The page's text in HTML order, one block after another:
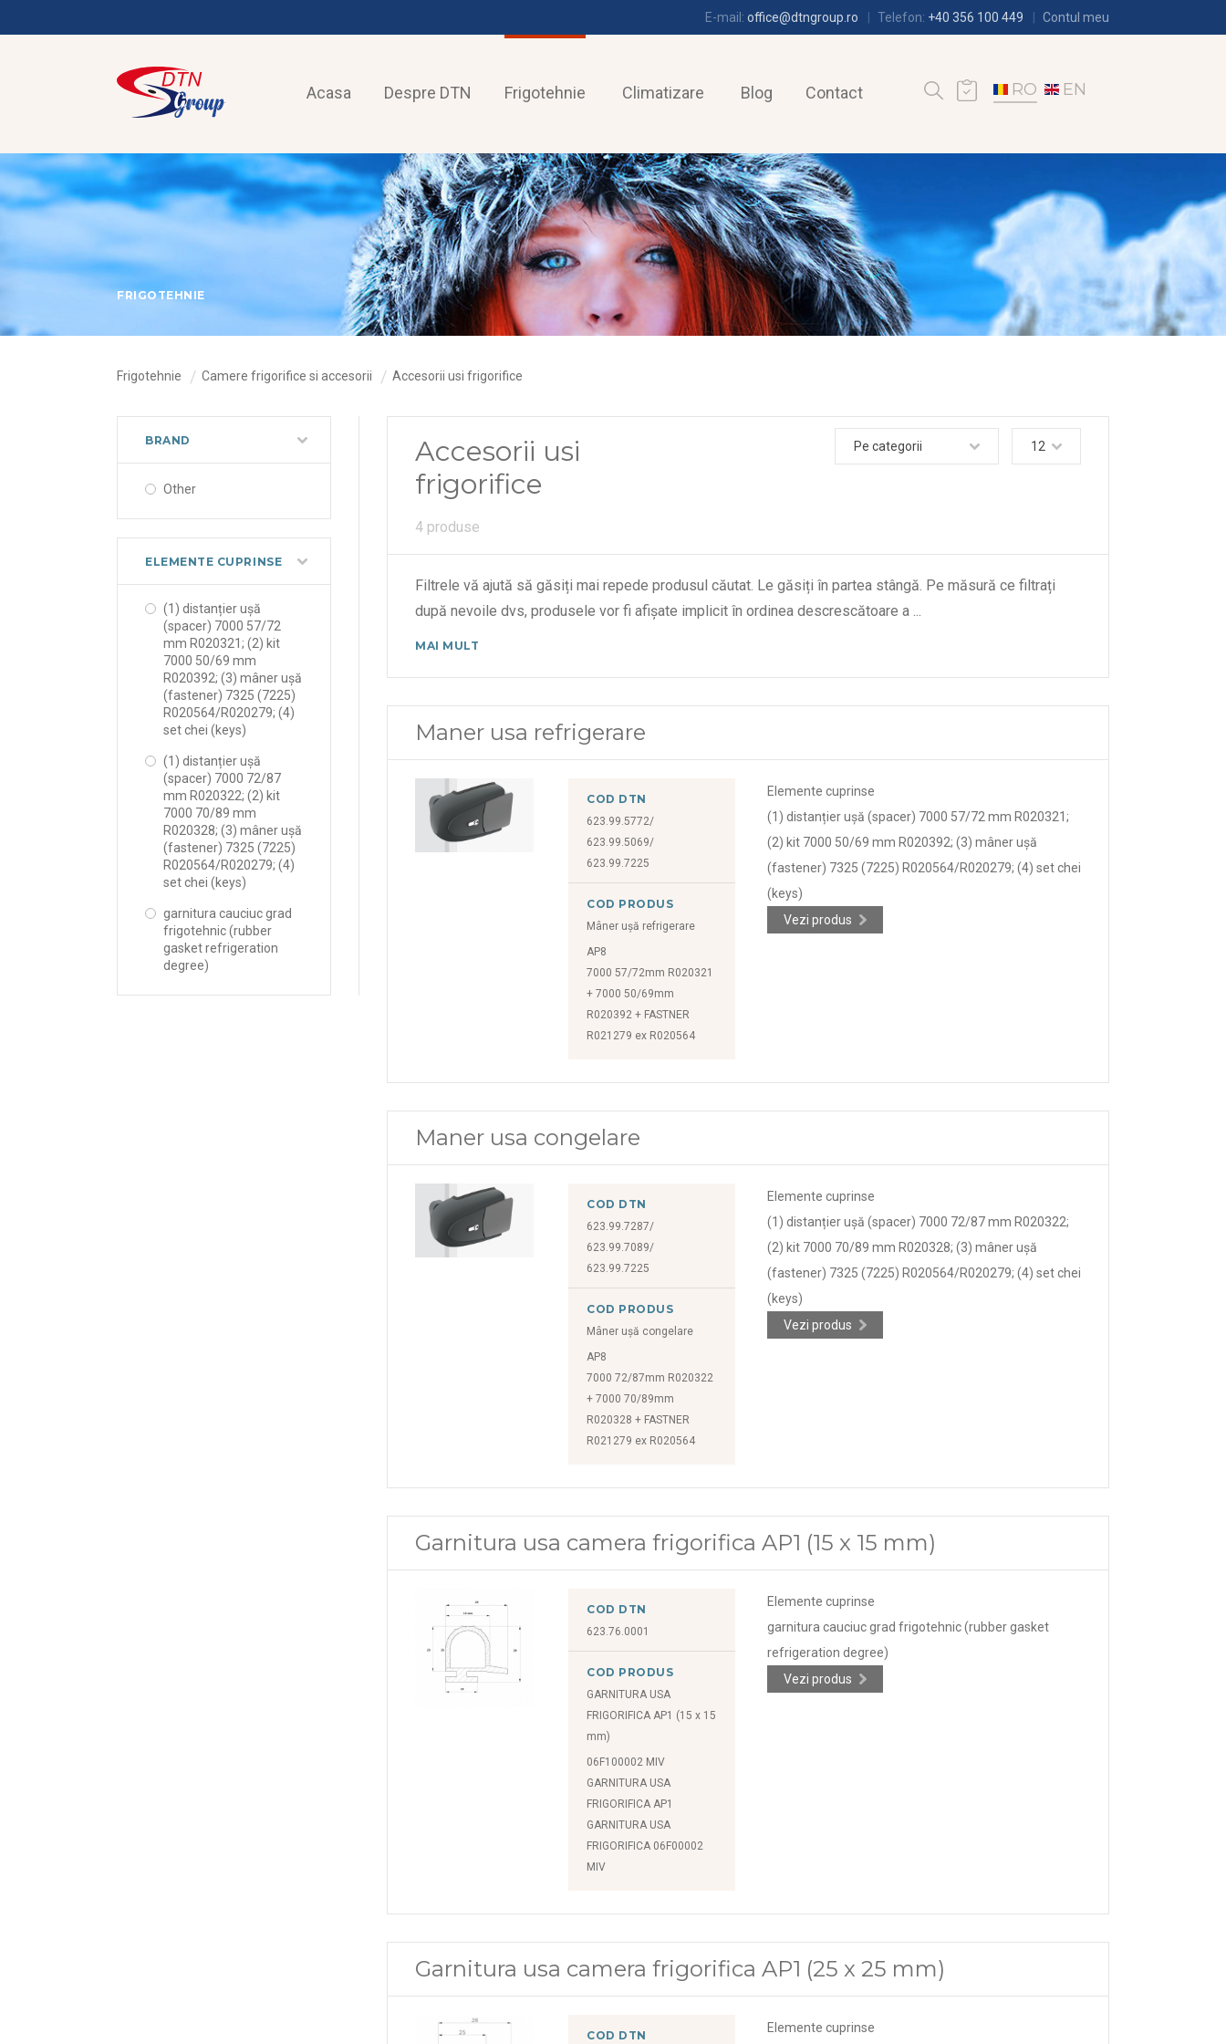
E-mail: office@dtngroup.ro Telefon: +40 356 100 449 Contul meu
Acasa Despre DTN Frigotehnie Climatizare Blog Contact RO EN
FRIGOTEHNIE
Frigotehnie Camere frigorifice si accesorii Accesorii usi frigorifice
BRAND
Other
ELEMENTE CUPRINSE
(1) distanțier ușă
(spacer) 7000 57/72
mm R020321; (2) kit
7000 50/69 mm
R020392; (3) mâner ușă
(fastener) 7325 (7225)
R020564/R020279; (4)
set chei (keys)
(1) distanțier ușă
(spacer) 7000 72/87
mm R020322; (2) kit
7000 70/89 mm
R020328; (3) mâner ușă
(fastener) 7325 (7225)
R020564/R020279; (4)
set chei (keys)
garnitura cauciuc grad
frigotehnic (rubber
gasket refrigeration
degree)
Accesorii usi
frigorifice
4 produse
Pe categorii 12
Filtrele vă ajută să găsiți mai repede produsul căutat. Le găsiți în partea stângă. Pe măsură ce filtrați
după nevoile dvs, produsele vor fi afișate implicit în ordinea descrescătoare a...
MAI MULT
Maner usa refrigerare
COD DTN
623.99.5772/
623.99.5069/
623.99.7225
COD PRODUS
Mâner ușă refrigerare
AP8
7000 57/72mm R020321
+ 7000 50/69mm
R020392 + FASTNER
R021279 ex R020564
Elemente cuprinse
(1) distanțier ușă (spacer) 7000 57/72 mm R020321;
(2) kit 7000 50/69 mm R020392; (3) mâner ușă
(fastener) 7325 (7225) R020564/R020279; (4) set chei
(keys)
Vezi produs
Maner usa congelare
COD DTN
623.99.7287/
623.99.7089/
623.99.7225
COD PRODUS
Mâner ușă congelare
AP8
7000 72/87mm R020322
+ 7000 70/89mm
R020328 + FASTNER
R021279 ex R020564
Elemente cuprinse
(1) distanțier ușă (spacer) 7000 72/87 mm R020322;
(2) kit 7000 70/89 mm R020328; (3) mâner ușă
(fastener) 7325 (7225) R020564/R020279; (4) set chei
(keys)
Vezi produs
Garnitura usa camera frigorifica AP1 (15 x 15 mm)
COD DTN
623.76.0001
COD PRODUS
GARNITURA USA
FRIGORIFICA AP1 (15 x 15
mm)
06F100002 MIV
GARNITURA USA
FRIGORIFICA AP1
GARNITURA USA
FRIGORIFICA 06F00002
MIV
Elemente cuprinse
garnitura cauciuc grad frigotehnic (rubber gasket
refrigeration degree)
Vezi produs
Garnitura usa camera frigorifica AP1 (25 x 25 mm)
COD DTN
Elemente cuprinse